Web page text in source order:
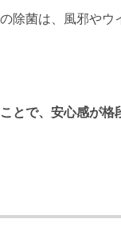
除菌は、風邪やウ
とで、安心感が格